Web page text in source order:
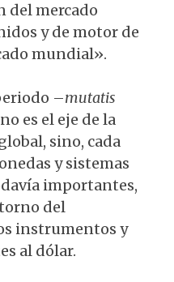
del mercado
y de motor de
mundial».
–mutatis
es el eje de la
sino, cada
y sistemas
importantes,
del
instrumentos y
al dólar.